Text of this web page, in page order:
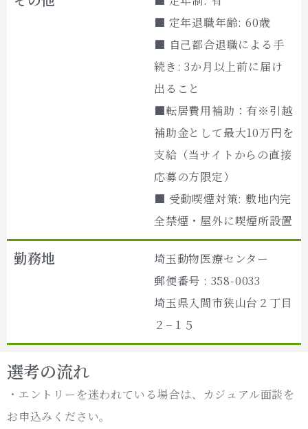
■ 定年退職年齢: 60歳
■ 自己都合退職による手
続き: 3か月以上前に届け
出ること
■転居費用補助：有※引越
補助金として最大10万円を
支給（当サイトからの直接
応募の方限定）
■ 受動喫煙対策: 敷地内完
全禁煙・屋外に喫煙所設置
勤務地
埼玉動物医療センター
郵便番号 : 358-0033
埼玉県入間市狭山台２丁目
２−１５
選考の流れ
・エントリーを迷われている場合は、カジュアル面談を
お申込みください。